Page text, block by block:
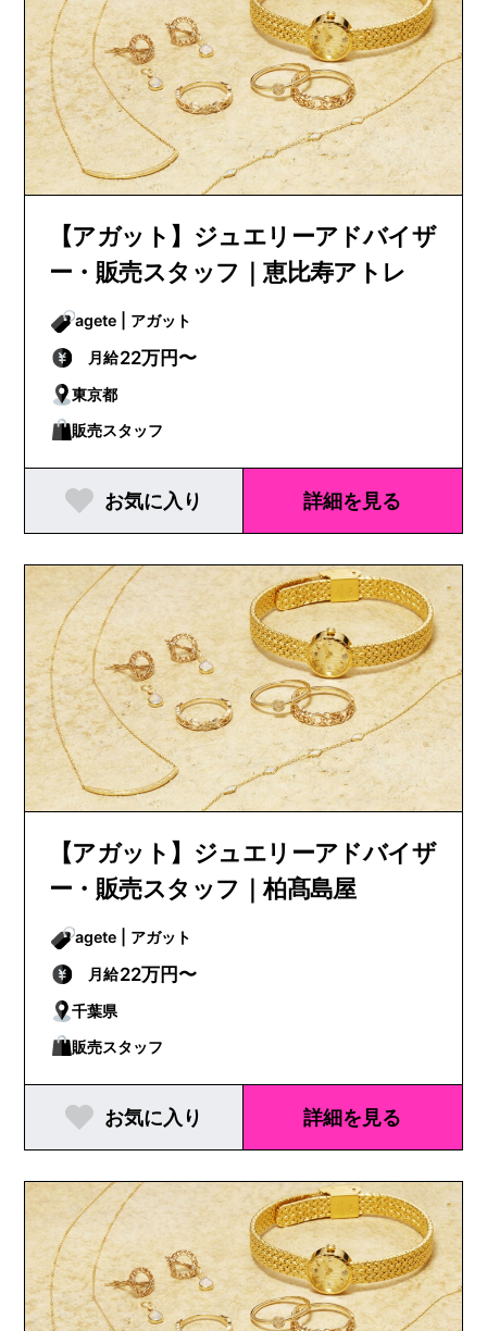
【アガット】ジュエリーアドバイザ
ー・販売スタッフ｜恵比寿アトレ
agete | アガット
月給22万円〜
東京都
販売スタッフ
お気に入り 詳細を見る
【アガット】ジュエリーアドバイザ
ー・販売スタッフ｜柏髙島屋
agete | アガット
月給22万円〜
千葉県
販売スタッフ
お気に入り 詳細を見る